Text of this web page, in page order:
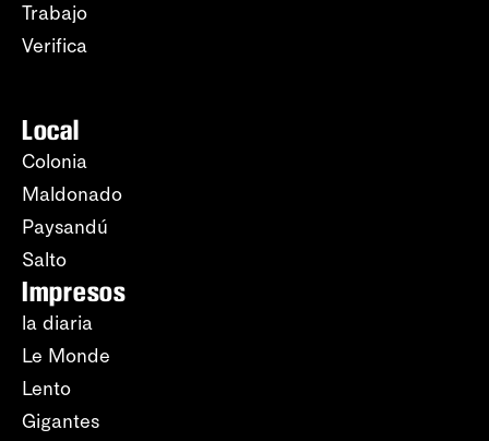
Trabajo
Verifica
Local
Colonia
Maldonado
Paysandú
Salto
Impresos
la diaria
Le Monde
Lento
Gigantes